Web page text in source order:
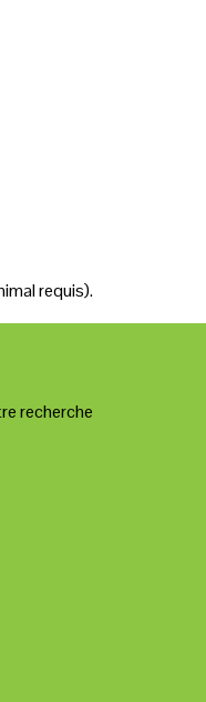
requis).
recherche